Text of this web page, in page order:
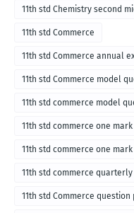
11th std Chemistry second
11th std Commerce
11th std Commerce annual
11th std Commerce model
11th std commerce model
medium
11th std commerce one
11th std commerce one
11th std commerce
11th std Commerce question